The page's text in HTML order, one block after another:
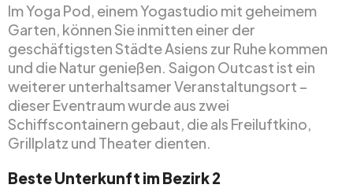
Im Yoga Pod, einem Yogastudio mit geheimem
Garten, können Sie inmitten einer der
geschäftigsten Städte Asiens zur Ruhe kommen
und die Natur genießen. Saigon Outcast ist ein
weiterer unterhaltsamer Veranstaltungsort –
dieser Eventraum wurde aus zwei
Schiffscontainern gebaut, die als Freiluftkino,
Grillplatz und Theater dienten.
Beste Unterkunft im Bezirk 2